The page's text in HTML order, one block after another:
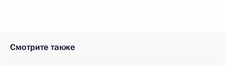
Смотрите также